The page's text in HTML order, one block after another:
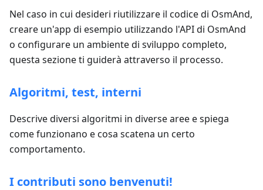
Nel caso in cui desideri riutilizzare il codice di OsmAnd,
creare un'app di esempio utilizzando l'API di OsmAnd
o configurare un ambiente di sviluppo completo,
questa sezione ti guiderà attraverso il processo.
Algoritmi, test, interni
Descrive diversi algoritmi in diverse aree e spiega
come funzionano e cosa scatena un certo
comportamento.
I contributi sono benvenuti!